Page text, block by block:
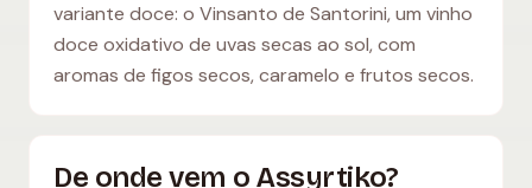
variante doce: o Vinsanto de Santorini, um vinho
doce oxidativo de uvas secas ao sol, com
aromas de figos secos, caramelo e frutos secos.
De onde vem o Assyrtiko?